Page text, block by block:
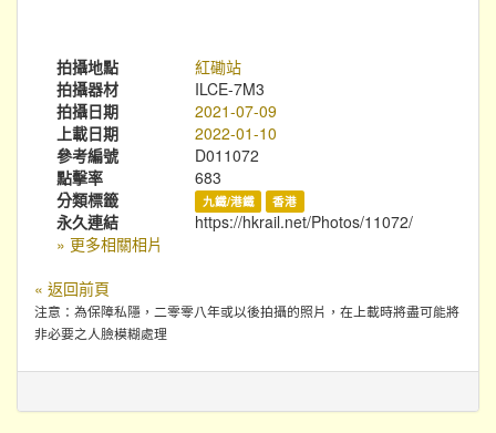
拍攝地點
紅磡站
拍攝器材
ILCE-7M3
拍攝日期
2021-07-09
上載日期
2022-01-10
參考編號
D011072
點擊率
683
分類標籤
九鐵/港鐵 香港
永久連結
https://hkrail.net/Photos/11072/
» 更多相關相片
« 返回前頁
注意：為保障私隱，二零零八年或以後拍攝的照片，在上載時將盡可能將
非必要之人臉模糊處理